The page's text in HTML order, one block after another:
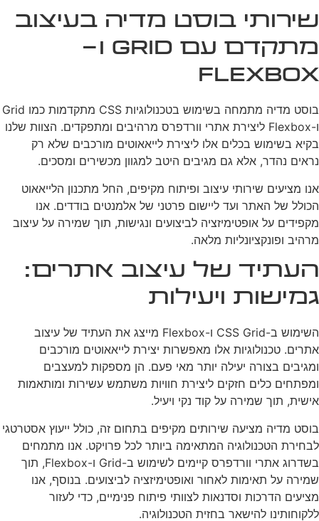
שירותי בוסט מדיה בעיצוב
מתקדם עם Grid ו-
Flexbox
בוסט מדיה מתמחה בשימוש בטכנולוגיות CSS מתקדמות כמו Grid
ו-Flexbox ליצירת אתרי וורדפרס מרהיבים ומתפקדים. הצוות שלנו
בקיא בשימוש בכלים אלו ליצירת לייאאוטים מורכבים שלא רק
נראים נהדר, אלא גם מגיבים היטב למגוון מכשירים ומסכים.
אנו מציעים שירותי עיצוב ופיתוח מקיפים, החל מתכנון הלייאאוט
הכולל של האתר ועד ליישום פרטני של אלמנטים בודדים. אנו
מקפידים על אופטימיזציה לביצועים ונגישות, תוך שמירה על עיצוב
מרהיב ופונקציונליות מלאה.
העתיד של עיצוב אתרים:
גמישות ויעילות
השימוש ב-CSS Grid ו-Flexbox מייצג את העתיד של עיצוב
אתרים. טכנולוגיות אלו מאפשרות יצירת לייאאוטים מורכבים
ומגיבים בצורה יעילה יותר מאי פעם. הן מספקות למעצבים
ומפתחים כלים חזקים ליצירת חוויות משתמש עשירות ומותאמות
אישית, תוך שמירה על קוד נקי ויעיל.
בוסט מדיה מציעה שירותים מקיפים בתחום זה, כולל ייעוץ אסטרטגי
לבחירת הטכנולוגיה המתאימה ביותר לכל פרויקט. אנו מתמחים
בשדרוג אתרי וורדפרס קיימים לשימוש ב-Grid ו-Flexbox, תוך
שמירה על תאימות לאחור ואופטימיזציה לביצועים. בנוסף, אנו
מציעים הדרכות וסדנאות לצוותי פיתוח פנימיים, כדי לעזור
ללקוחותינו להישאר בחזית הטכנולוגיה.